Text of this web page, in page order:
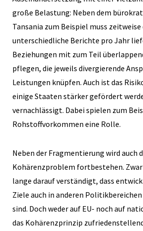
große Belastung: Neben dem
Tansania zum Beispiel muss zeitweise
unterschiedliche Berichte pro Jahr
Beziehungen mit zum Teil
pflegen, die jeweils divergierende
Leistungen knüpfen. Auch ist das
einige Staaten stärker gefördert
vernachlässigt. Dabei spielen zum
Rohstoffvorkommen eine Rolle.
Neben der Fragmentierung wird auch
Kohärenzproblem fortbestehen.
lange darauf verständigt, dass
Ziele auch in anderen
sind. Doch weder auf EU- noch auf
das Kohärenzprinzip